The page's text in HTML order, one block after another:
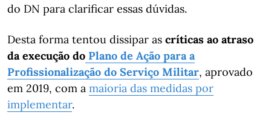
do DN para clarificar essas dúvidas.
Desta forma tentou dissipar as críticas ao atraso
da execução do Plano de Ação para a
Profissionalização do Serviço Militar, aprovado
em 2019, com a maioria das medidas por
implementar.